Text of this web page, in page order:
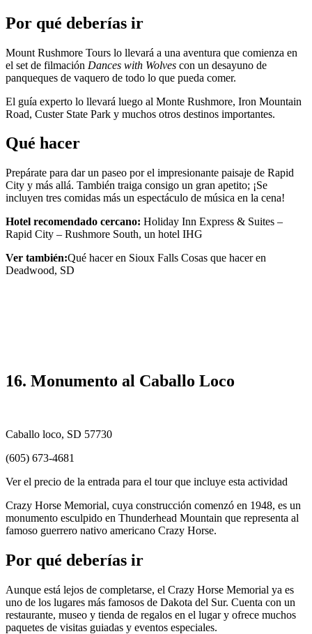
Por qué deberías ir
Mount Rushmore Tours lo llevará a una aventura que comienza en
el set de filmación Dances with Wolves con un desayuno de
panqueques de vaquero de todo lo que pueda comer.
El guía experto lo llevará luego al Monte Rushmore, Iron Mountain
Road, Custer State Park y muchos otros destinos importantes.
Qué hacer
Prepárate para dar un paseo por el impresionante paisaje de Rapid
City y más allá. También traiga consigo un gran apetito; ¡Se
incluyen tres comidas más un espectáculo de música en la cena!
Hotel recomendado cercano: Holiday Inn Express & Suites –
Rapid City – Rushmore South, un hotel IHG
Ver también:Qué hacer en Sioux Falls Cosas que hacer en
Deadwood, SD
16. Monumento al Caballo Loco
Caballo loco, SD 57730
(605) 673-4681
Ver el precio de la entrada para el tour que incluye esta actividad
Crazy Horse Memorial, cuya construcción comenzó en 1948, es un
monumento esculpido en Thunderhead Mountain que representa al
famoso guerrero nativo americano Crazy Horse.
Por qué deberías ir
Aunque está lejos de completarse, el Crazy Horse Memorial ya es
uno de los lugares más famosos de Dakota del Sur. Cuenta con un
restaurante, museo y tienda de regalos en el lugar y ofrece muchos
paquetes de visitas guiadas y eventos especiales.